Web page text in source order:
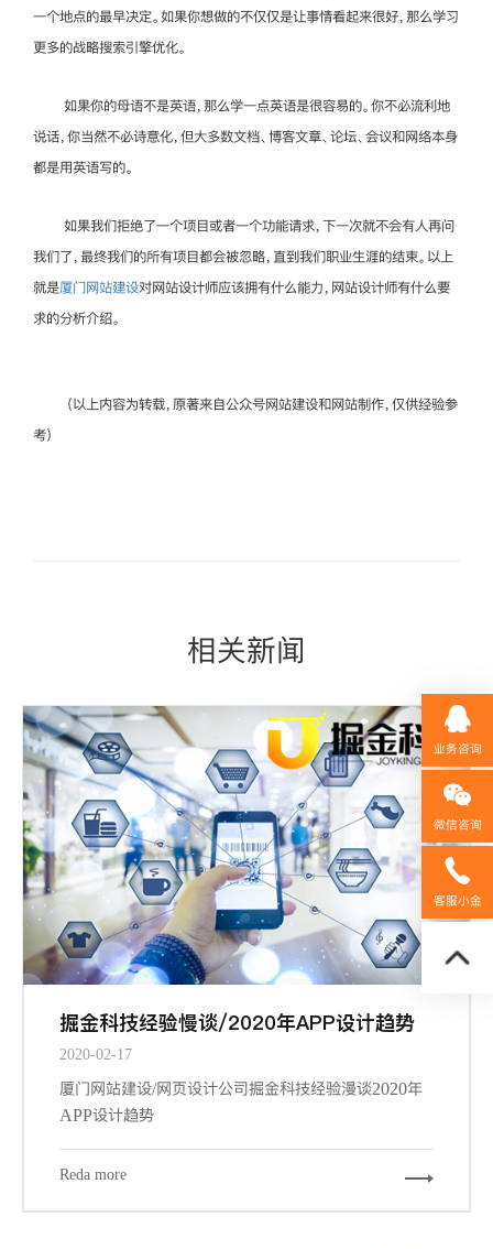
业务咨询
微信咨询
客服小金
一个地点的最早决定。如果你想做的不仅仅是让事情看起来很好，那么学习
更多的战略搜索引擎优化。
如果你的母语不是英语，那么学一点英语是很容易的。你不必流利地
说话，你当然不必诗意化，但大多数文档、博客文章、论坛、会议和网络本身
都是用英语写的。
如果我们拒绝了一个项目或者一个功能请求，下一次就不会有人再问
我们了，最终我们的所有项目都会被忽略，直到我们职业生涯的结束。以上
就是厦门网站建设对网站设计师应该拥有什么能力，网站设计师有什么要
求的分析介绍。
（以上内容为转载，原著来自公众号网站建设和网站制作，仅供经验参
考）
相关新闻
掘金科技经验慢谈/2020年APP设计趋势
2020-02-17
厦门网站建设/网页设计公司掘金科技经验漫谈2020年
APP设计趋势
Reda more